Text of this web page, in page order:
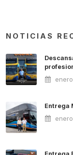
NOTICIAS
Entrega